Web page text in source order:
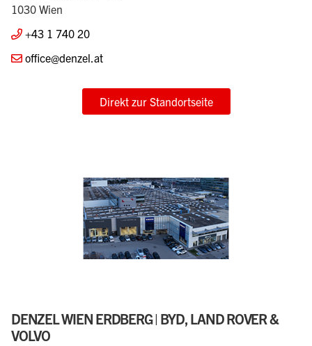
1030 Wien
+43 1 740 20
office@denzel.at
Direkt zur Standortseite
DENZEL WIEN ERDBERG | BYD, LAND ROVER &
VOLVO